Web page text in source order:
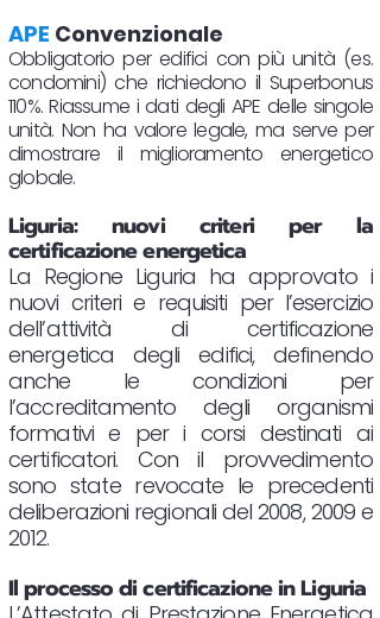
APE Convenzionale
Obbligatorio per edifici con più unità (es.
condomini) che richiedono il Superbonus
110%. Riassume i dati degli APE delle singole
unità. Non ha valore legale, ma serve per
dimostrare il miglioramento energetico
globale.
Liguria: nuovi criteri per la
certificazione energetica
La Regione Liguria ha approvato i
nuovi criteri e requisiti per l’esercizio
dell’attività di certificazione
energetica degli edifici, definendo
anche le condizioni per
l’accreditamento degli organismi
formativi e per i corsi destinati ai
certificatori. Con il provvedimento
sono state revocate le precedenti
deliberazioni regionali del 2008, 2009 e
2012.
Il processo di certificazione in Liguria